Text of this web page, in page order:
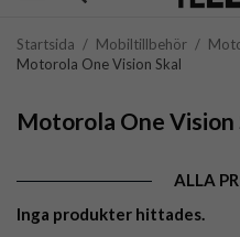
Startsida / Mobiltillbehör /
Motorola One Vision Skal
Motorola One Vision
ALLA
Inga produkter hittades.